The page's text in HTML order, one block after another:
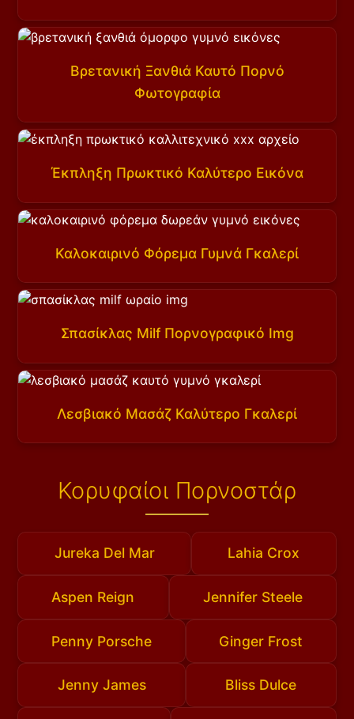
Βρετανική Ξανθιά Καυτό Πορνό
Φωτογραφία
Έκπληξη Πρωκτικό Καλύτερο Εικόνα
Καλοκαιρινό Φόρεμα Γυμνά Γκαλερί
Σπασίκλας Milf Πορνογραφικό Img
Λεσβιακό Μασάζ Καλύτερο Γκαλερί
Κορυφαίοι Πορνοστάρ
Jureka Del Mar Lahia Crox
Aspen Reign Jennifer Steele
Penny Porsche Ginger Frost
Jenny James Bliss Dulce